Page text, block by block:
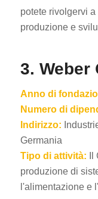
potete rivolgervi
produzione e
3. Weber
Anno di
Numero di
Indirizzo:
Germania
Tipo di attività:
produzione di
l'alimentazione e